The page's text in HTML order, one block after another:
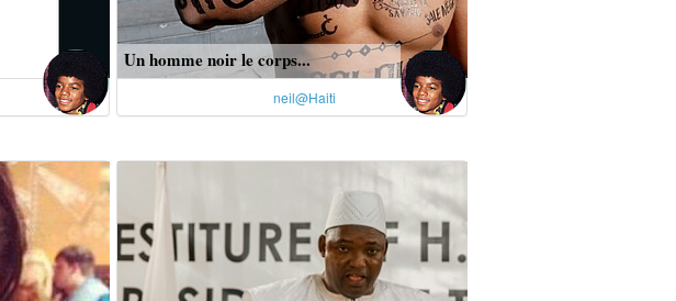
Un homme noir le corps...
neil@Haiti